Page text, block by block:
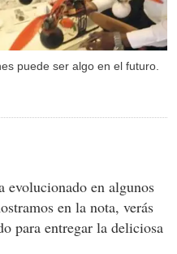
puede ser algo en el futuro.
evolucionado en algunos
en la nota, verás
para entregar la deliciosa